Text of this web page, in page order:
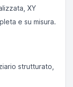
XY
e su misura.
strutturato,